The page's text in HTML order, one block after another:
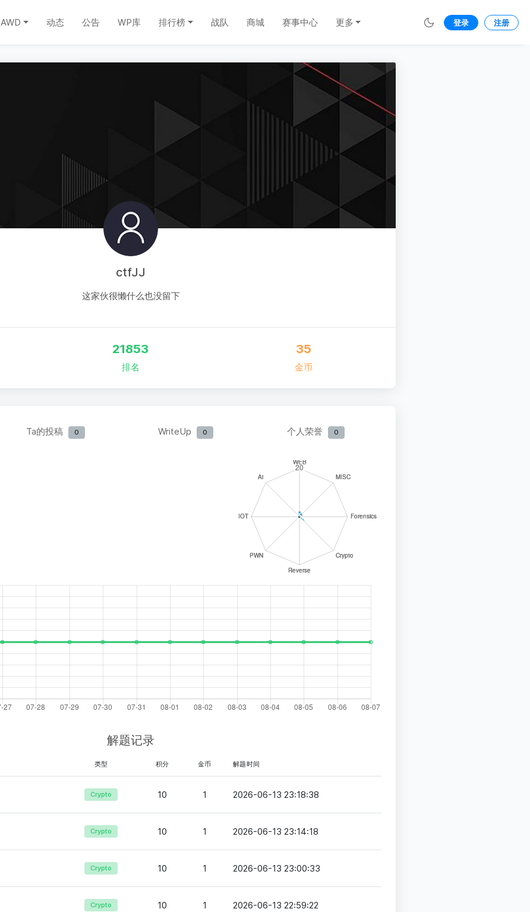
AWD 动态 公告 WP库 排行榜 战队 商城 赛事中心 更多 登录 注册
ctfJJ
这家伙很懒什么也没留下
21853
排名
35
金币
Ta的投稿 0 WriteUp 0 个人荣誉 0
解题记录
类型 积分 金币 解题时间
Crypto 10 1 2026-06-13 23:18:38
Crypto 10 1 2026-06-13 23:14:18
Crypto 10 1 2026-06-13 23:00:33
Crypto 10 1 2026-06-13 22:59:22